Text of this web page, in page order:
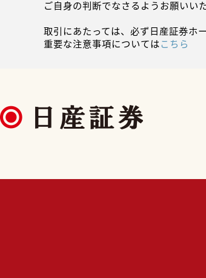
ご自身の判断でなさるようお願いい
取引にあたっては、必ず日産証券ホ
重要な注意事項についてはこちら